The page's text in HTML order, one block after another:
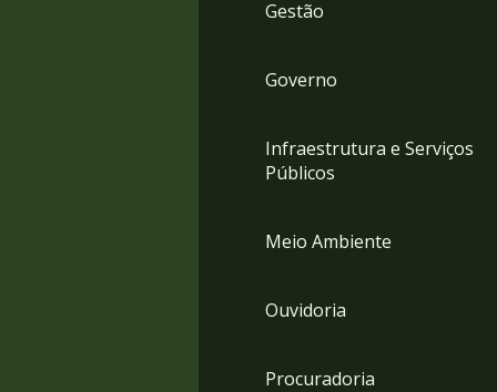
Gestão
Governo
Infraestrutura e Serviços
Públicos
Meio Ambiente
Ouvidoria
Procuradoria